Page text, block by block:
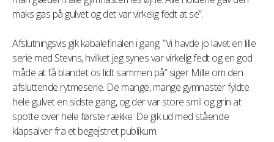
maks gas på gulvet og det var virkelig fedt at se”.
Afslutningsvis gik kabalefinalen i gang. ”Vi havde jo lavet en lille
serie med Stevns, hvilket jeg synes var virkelig fedt og en god
måde at få blandet os lidt sammen på” siger Mille om den
afsluttende rytmeserie. De mange, mange gymnaster fyldte
hele gulvet en sidste gang, og der var store smil og grin at
spotte over hele første række. De gik ud med stående
klapsalver fra et begejstret publikum.